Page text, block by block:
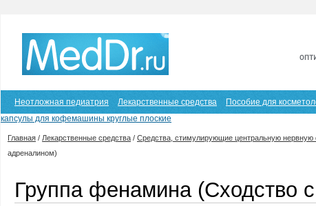
Неотложная педиатрия Лекарственные средства Пособие для
капсулы для кофемашины круглые плоские
Главная / Лекарственные средства / Средства, стимулирующие центральную нервную
адреналином)
Группа фенамина (Сходство